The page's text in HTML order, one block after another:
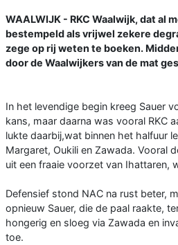
WAALWIJK - RKC Waalwijk, dat al
bestempeld als vrijwel zekere
zege op rij weten te boeken.
door de Waalwijkers van de mat
In het levendige begin kreeg Sauer
kans, maar daarna was vooral RKC
lukte daarbij,wat binnen het halfuur
Margaret, Oukili en Zawada. Vooral
uit een fraaie voorzet van Ihattaren,
Defensief stond NAC na rust beter,
opnieuw Sauer, die de paal raakte,
hongerig en sloeg via Zawada en
toe.